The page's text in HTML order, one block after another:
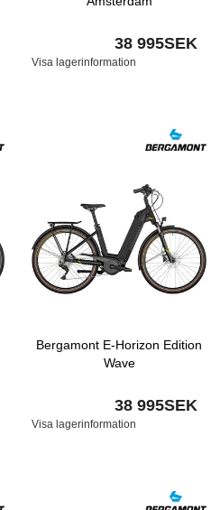
38 995SEK
Visa lagerinformation
Bergamont E-Horizon Edition
Wave
38 995SEK
Visa lagerinformation